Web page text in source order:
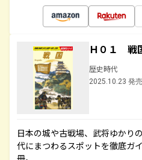
Ｈ０１ 戦
歴史時代
2025.10.23 発売
日本の城や古戦場、武将ゆかり
代にまつわるスポットを徹底ガ